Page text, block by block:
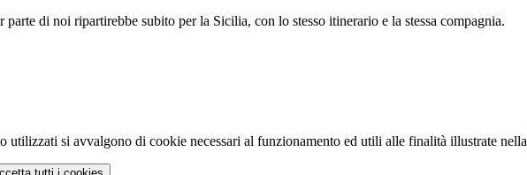
di noi ripartirebbe subito per la Sicilia, con lo stesso itinerario e la stessa compagnia.
utilizzati si avvalgono di cookie necessari al funzionamento ed utili alle finalità illustrate nella